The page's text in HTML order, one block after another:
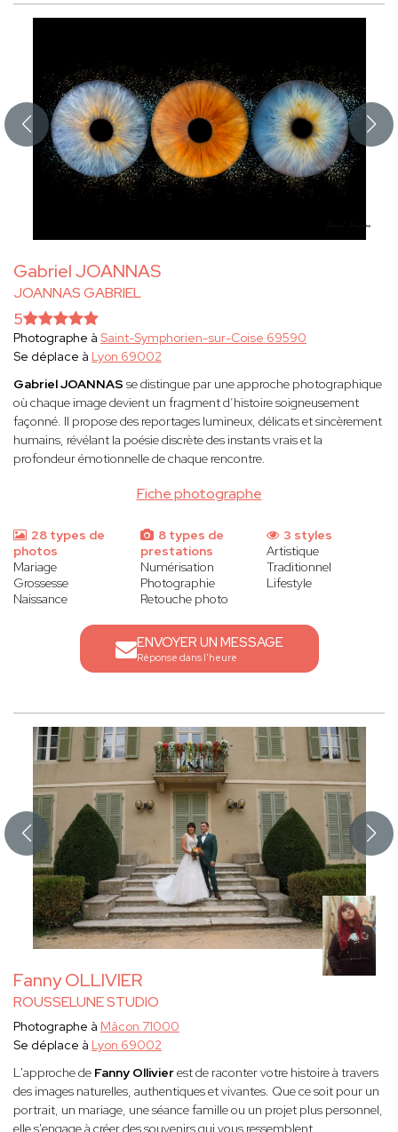
Gabriel JOANNAS
JOANNAS GABRIEL
Fiche photographe
5
Photographe à Saint-Symphorien-sur-Coise 69590
Se déplace à Lyon 69002
Gabriel JOANNAS se distingue par une approche photographique
où chaque image devient un fragment d’histoire soigneusement
façonné. Il propose des reportages lumineux, délicats et sincèrement
humains, révélant la poésie discrète des instants vrais et la
profondeur émotionnelle de chaque rencontre.
28 types de
photos
Mariage
Grossesse
Naissance
8 types de
prestations
Numérisation
Photographie
Retouche photo
3 styles
Artistique
Traditionnel
Lifestyle
ENVOYER UN MESSAGE
Réponse dans l'heure
Fanny OLLIVIER
ROUSSELUNE STUDIO
Photographe à Mâcon 71000
Se déplace à Lyon 69002
L'approche de Fanny Ollivierest de raconter votre histoire à travers
des images naturelles, authentiques et vivantes. Que ce soit pour un
portrait, un mariage, une séance famille ou un projet plus personnel,
elle s'engage à créer des souvenirs qui vous ressemblent.